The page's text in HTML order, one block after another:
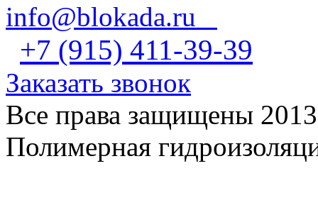
info@blokada.ru
+7 (915) 411-39-39
Заказать звонок
Все права защищены
Полимерная